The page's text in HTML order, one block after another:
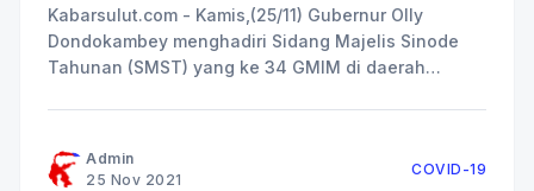
Kabarsulut.com - Kamis,(25/11) Gubernur Olly
Dondokambey menghadiri Sidang Majelis Sinode
Tahunan (SMST) yang ke 34 GMIM di daerah
menegaskan kembali mengenai vaksin Covid-19
jenis pfizer yang dimiliki sulut akan kadaluawarsa
Admin
25 Nov 2021
COVID-19